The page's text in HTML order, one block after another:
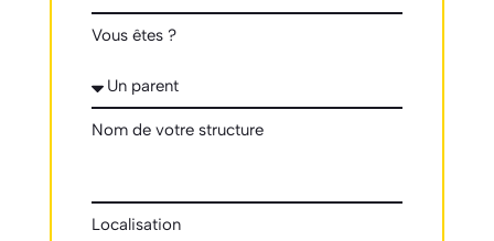
Vous êtes ?
Nom de votre structure
Localisation